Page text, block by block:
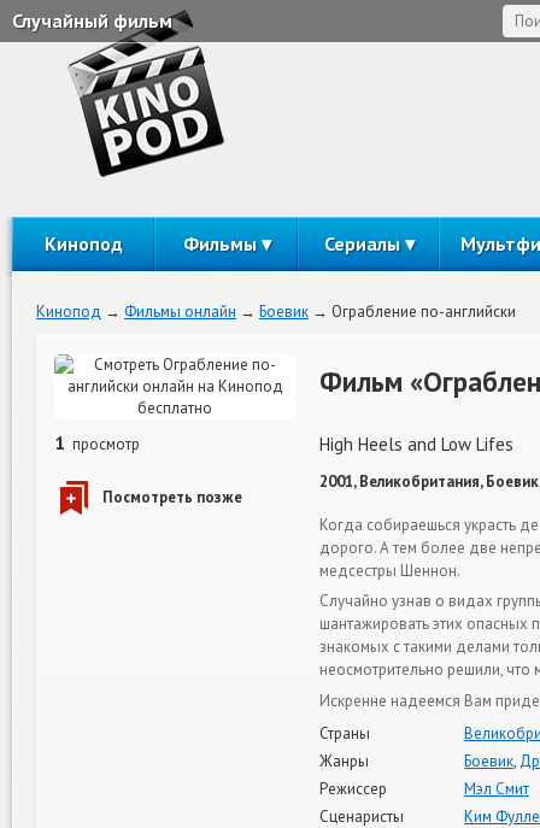
Случайный фильм
Кинопод Фильмы Сериалы
Кинопод Фильмы онлайн Боевик Ограбление по-английски
1 просмотр
Фильм
High Heels and Low Lifes
2001, Великобритания,
Когда собираешься украсть
дорого. А тем более две
медсестры Шеннон.
Случайно узнав о видах
шантажировать этих опасных
знакомых с такими делами
неосмотрительно решили, что
Искренне надеемся Вам
Страны
Жанры
Боевик,
Режиссер
Мэл Смит
Сценаристы
Ким